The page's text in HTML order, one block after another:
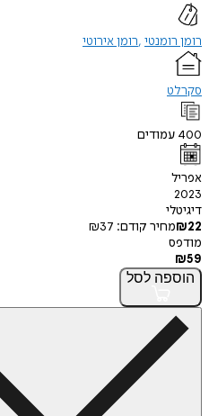
רומן רומנטי רומן אירוטי
סקרלט
400 עמודים
אפריל
2023
דיגיטלי
₪22 מחיר קודם: ₪37
מודפס
₪59
הוספה לסל